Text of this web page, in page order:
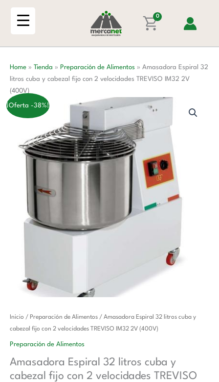
0
Home » Tienda » Preparación de Alimentos » Amasadora Espiral 32
litros cuba y cabezal fijo con 2 velocidades TREVISO IM32 2V
(400V)
¡Oferta -38%!
Inicio / Preparación de Alimentos / Amasadora Espiral 32 litros cuba y
cabezal fijo con 2 velocidades TREVISO IM32 2V (400V)
Preparación de Alimentos
Amasadora Espiral 32 litros cuba y
cabezal fijo con 2 velocidades TREVISO
El
precio
original
2.214,00 €.
El
precio
1.362,00 €.
Amasadora
Espiral
32
cuba
y
cuba
y
cabezal
con
2
velocidades
TREVISO
IM32
(400V)
cantidad